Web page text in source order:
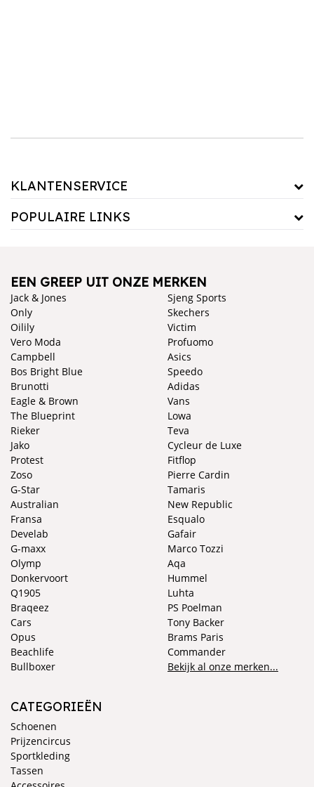
KLANTENSERVICE
POPULAIRE LINKS
EEN GREEP UIT ONZE MERKEN
Jack & Jones
Only
Oilily
Vero Moda
Campbell
Bos Bright Blue
Brunotti
Eagle & Brown
The Blueprint
Rieker
Jako
Protest
Zoso
Sjeng Sports
Skechers
Victim
Profuomo
Asics
Speedo
Adidas
Vans
Lowa
Teva
Cycleur de Luxe
Fitflop
Pierre Cardin
G-Star
Australian
Fransa
Develab
G-maxx
Olymp
Donkervoort
Q1905
Braqeez
Cars
Opus
Beachlife
Bullboxer
Tamaris
New Republic
Esqualo
Gafair
Marco Tozzi
Aqa
Hummel
Luhta
PS Poelman
Tony Backer
Brams Paris
Commander
Bekijk al onze merken...
CATEGORIEËN
Schoenen
Prijzencircus
Sportkleding
Tassen